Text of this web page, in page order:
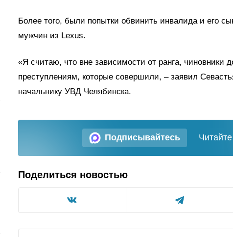
Более того, были попытки обвинить инвалида и его
мужчин из Lexus.
«Я считаю, что вне зависимости от ранга, чиновники
преступлениям, которые совершили, – заявил
начальнику УВД Челябинска.
Подписывайтесь
Поделиться новостью